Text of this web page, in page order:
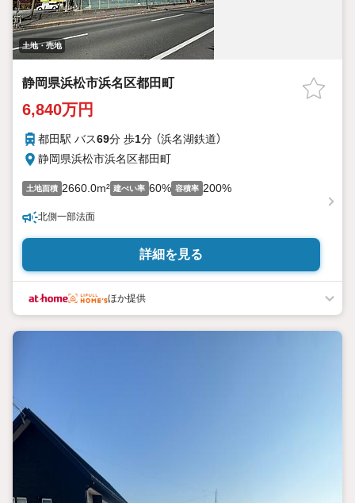
土地・売地
静岡県浜松市浜名区都田町
6,840万円
都田駅 バス69分 歩1分 （浜名湖鉄道）
静岡県浜松市浜名区都田町
土地面積 2660.0m² 建ぺい率 60% 容積率 200%
北側一部法面
詳細を見る
ほか提供